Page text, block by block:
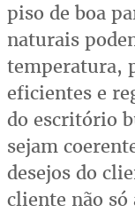
piso de boa
naturais
temperatura,
eficientes e
do escritório
sejam
desejos do
cliente não